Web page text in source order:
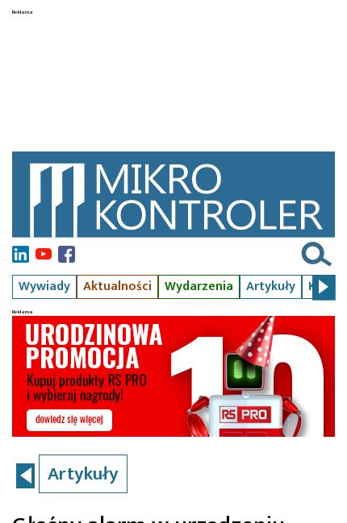
Wywiady Aktualności Wydarzenia Artykuły Kursy
Artykuły